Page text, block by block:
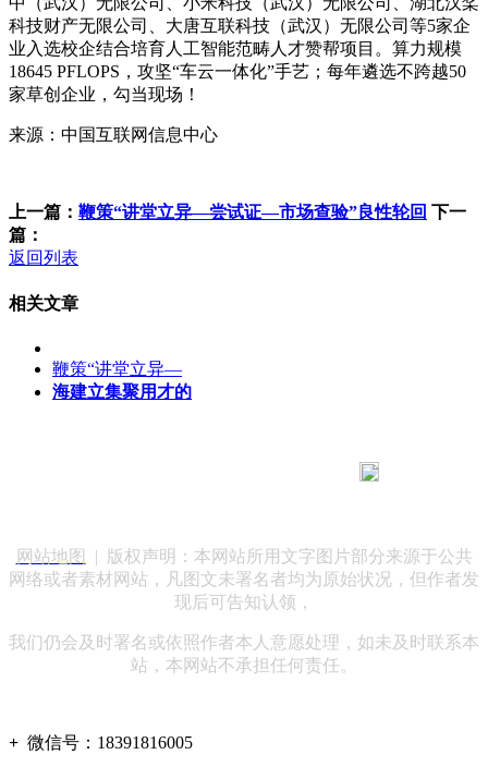
科技财产无限公司、大唐互联科技（武汉）无限公司等5家企
业入选校企结合培育人工智能范畴人才赞帮项目。算力规模
18645 PFLOPS，攻坚“车云一体化”手艺；每年遴选不跨越50
家草创企业，勾当现场！
来源：中国互联网信息中心
上一篇： 鞭策“讲堂立异—尝试证—市场查验”良性轮回 下一
篇：
返回列表
相关文章
鞭策“讲堂立异—
海建立集聚用才的
网站地图
| 版权声明：本网站所用文字图片部分来源于公共
网络或者素材网站，凡图文未署名者均为原始状况，但作者发
现后可告知认领，
我们仍会及时署名或依照作者本人意愿处理，如未及时联系本
站，本网站不承担任何责任。
+ 微信号： 18391816005